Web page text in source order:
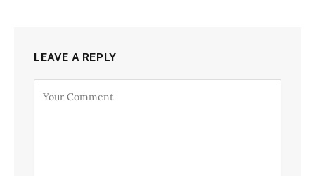
LEAVE A REPLY